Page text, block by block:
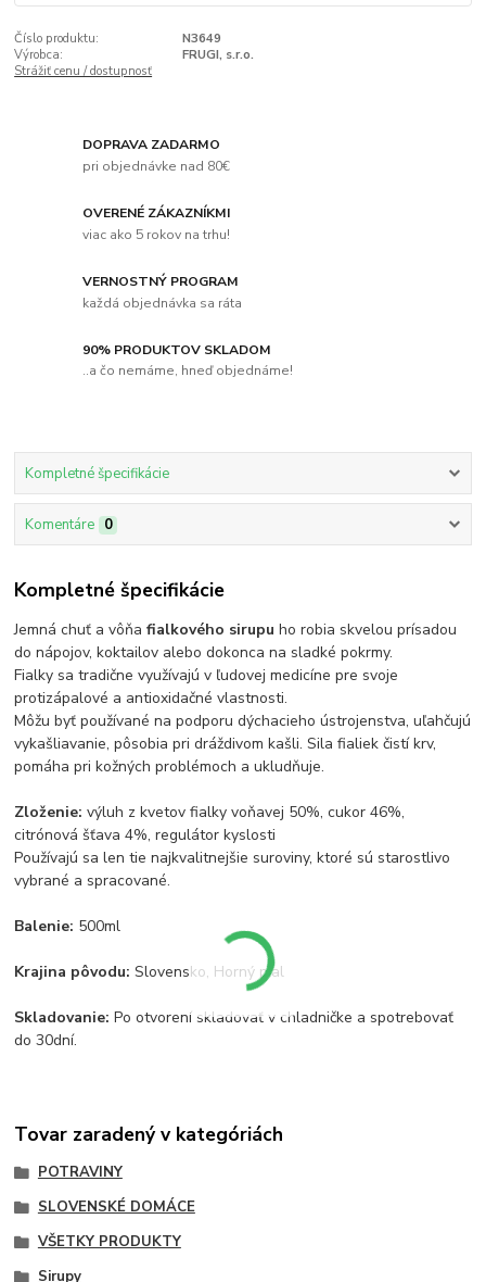
Číslo produktu:
N3649
Výrobca:
FRUGI, s.r.o.
Strážiť cenu / dostupnosť
DOPRAVA ZADARMO
pri objednávke nad 80€
OVERENÉ ZÁKAZNÍKMI
viac ako 5 rokov na trhu!
VERNOSTNÝ PROGRAM
každá objednávka sa ráta
90% PRODUKTOV SKLADOM
..a čo nemáme, hneď objednáme!
Kompletné špecifikácie
Komentáre 0
Kompletné špecifikácie
Jemná chuť a vôňafialkového sirupu ho robia skvelou prísadou
do nápojov, koktailov alebo dokonca na sladké pokrmy.
Fialky sa tradične využívajú v ľudovej medicíne pre svoje
protizápalové a antioxidačné vlastnosti.
Môžu byť používané na podporu dýchacieho ústrojenstva, uľahčujú
vykašliavanie, pôsobia pri dráždivom kašli. Sila fialiek čistí krv,
pomáha pri kožných problémoch a ukludňuje.
Zloženie:výluh z kvetov fialky voňavej 50%, cukor 46%,
citrónová šťava 4%, regulátor kyslosti
Používajú sa len tie najkvalitnejšie suroviny, ktoré sú starostlivo
vybrané a spracované.
Balenie: 500ml
Krajina pôvodu: Slovensko, Horný pial
Skladovanie:Po otvorení skladovať v chladničke a spotrebovať
do 30dní.
Tovar zaradený v kategóriách
POTRAVINY
SLOVENSKÉ DOMÁCE
VŠETKY PRODUKTY
Sirupy